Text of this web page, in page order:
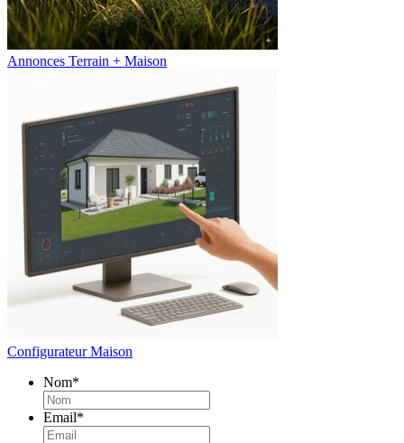
Annonces Terrain + Maison
Configurateur Maison
Nom*
Email*